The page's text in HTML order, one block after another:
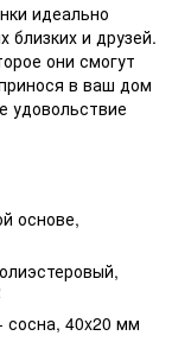
идеально
близких и друзей.
они смогут
в ваш дом
удовольствие
основе,
сосна, 40x20 мм